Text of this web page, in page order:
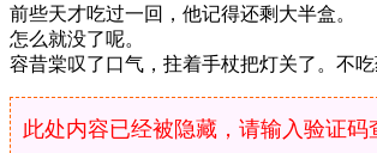
前些天才吃过一回，他记得还剩大半盒。
怎么就没了呢。
容昔棠叹了口气，拄着手杖把灯关了。不
此处内容已经被隐藏，请输入验证码